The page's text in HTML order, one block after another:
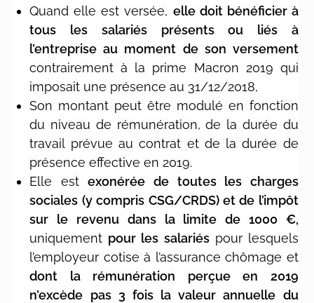
Quand elle est versée, elle doit bénéficier à
tous les salariés présents ou liés à
l’entreprise au moment de son versement
contrairement à la prime Macron 2019 qui
imposait une présence au 31/12/2018,
Son montant peut être modulé en fonction
du niveau de rémunération, de la durée du
travail prévue au contrat et de la durée de
présence effective en 2019.
Elle estexonérée de toutes les charges
sociales (y compris CSG/CRDS) et de l’impôt
sur le revenu dans la limite de 1000 €,
uniquement pour les salariéspour lesquels
l’employeur cotise à l’assurance chômage et
dont la rémunération perçue en 2019
n’excède pas 3 fois la valeur annuelle du